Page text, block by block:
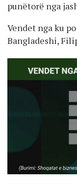
punëtorë nga
Vendet nga ku
Bangladeshi,